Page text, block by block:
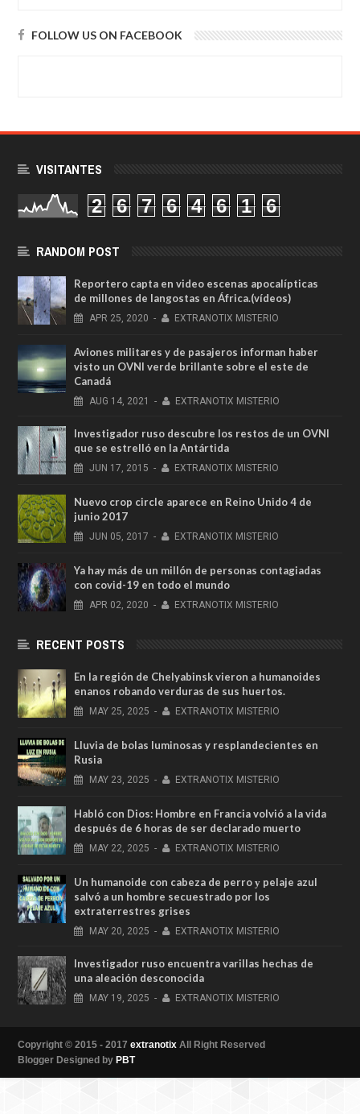
FOLLOW US ON FACEBOOK
VISITANTES
2 6 7 6 4 6 1 6
RANDOM POST
Reportero capta en video escenas apocalípticas
de millones de langostas en África.(vídeos)
APR 25, 2020 - EXTRANOTIX MISTERIO
Aviones militares y de pasajeros informan haber
visto un OVNI verde brillante sobre el este de
Canadá
AUG 14, 2021 - EXTRANOTIX MISTERIO
Investigador ruso descubre los restos de un OVNI
que se estrelló en la Antártida
JUN 17, 2015 - EXTRANOTIX MISTERIO
Nuevo crop circle aparece en Reino Unido 4 de
junio 2017
JUN 05, 2017 - EXTRANOTIX MISTERIO
Ya hay más de un millón de personas contagiadas
con covid-19 en todo el mundo
APR 02, 2020 - EXTRANOTIX MISTERIO
RECENT POSTS
En la región de Chelyabinsk vieron a humanoides
enanos robando verduras de sus huertos.
MAY 25, 2025 - EXTRANOTIX MISTERIO
Lluvia de bolas luminosas y resplandecientes en
Rusia
MAY 23, 2025 - EXTRANOTIX MISTERIO
Habló con Dios: Hombre en Francia volvió a la vida
después de 6 horas de ser declarado muerto
MAY 22, 2025 - EXTRANOTIX MISTERIO
Un humanoide con cabeza de perro у pelaje azul
salvó a un hombre secuestrado por los
extraterrestres grises
MAY 20, 2025 - EXTRANOTIX MISTERIO
Investigador ruso encuentra varillas hechas de
una aleación desconocida
MAY 19, 2025 - EXTRANOTIX MISTERIO
Copyright © 2015 - 2017 extranotix All Right Reserved
Blogger Designed by PBT